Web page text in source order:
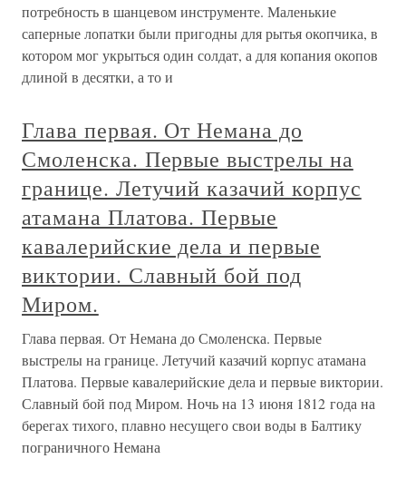
потребность в шанцевом инструменте. Маленькие
саперные лопатки были пригодны для рытья окопчика, в
котором мог укрыться один солдат, а для копания окопов
длиной в десятки, а то и
Глава первая. От Немана до
Смоленска. Первые выстрелы на
границе. Летучий казачий корпус
атамана Платова. Первые
кавалерийские дела и первые
виктории. Славный бой под
Миром.
Глава первая. От Немана до Смоленска. Первые
выстрелы на границе. Летучий казачий корпус атамана
Платова. Первые кавалерийские дела и первые виктории.
Славный бой под Миром. Ночь на 13 июня 1812 года на
берегах тихого, плавно несущего свои воды в Балтику
пограничного Немана